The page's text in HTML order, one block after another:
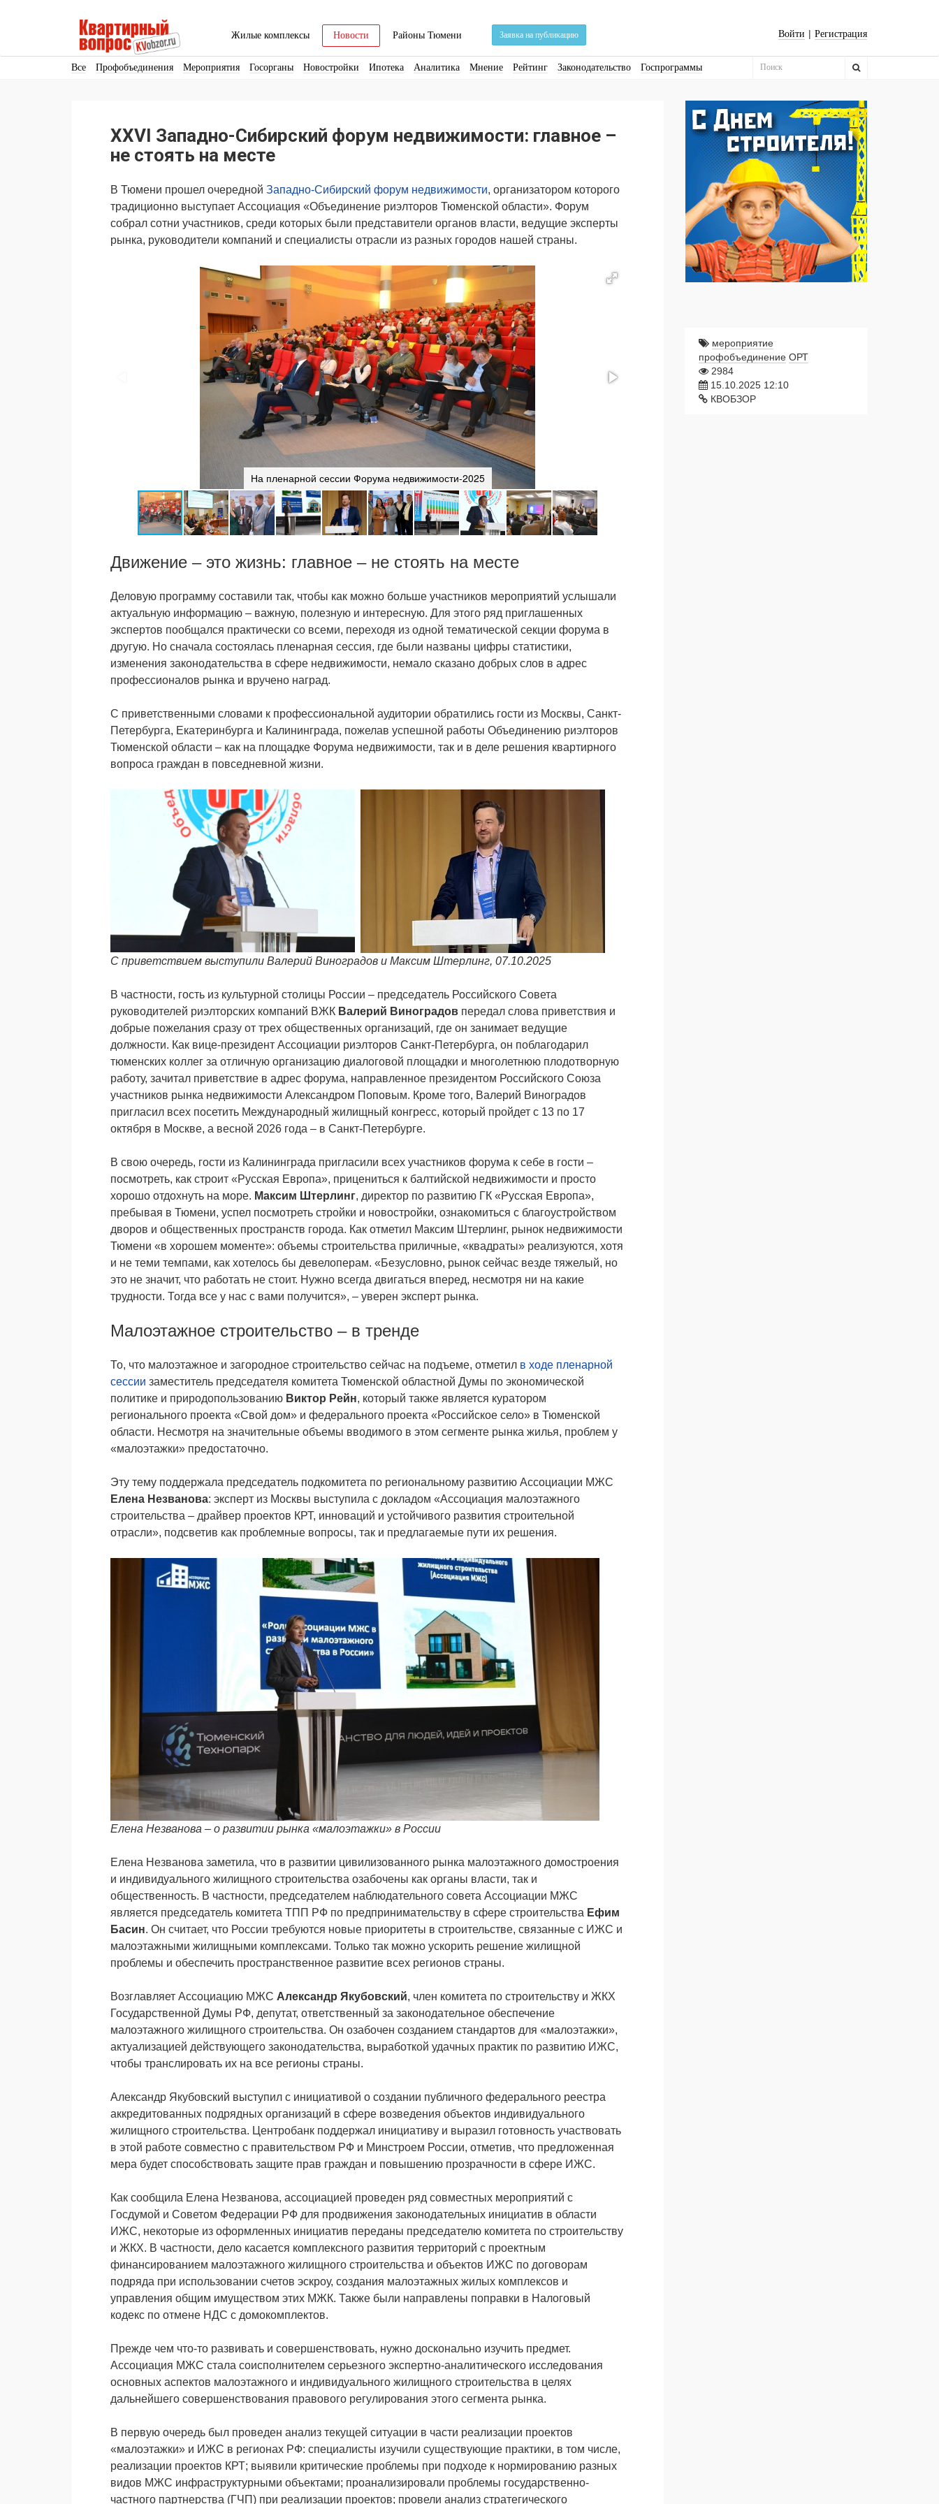
Жилые комплексы Новости Районы Тюмени Заявка на публикацию Войти | Регистрация
Все Профобъединения Мероприятия Госорганы Новостройки Ипотека Аналитика Мнение Рейтинг Законодательство Госпрограммы
XXVI Западно-Сибирский форум недвижимости: главное –
не стоять на месте
В Тюмени прошел очередной Западно-Сибирский форум недвижимости, организатором которого
традиционно выступает Ассоциация «Объединение риэлторов Тюменской области». Форум
собрал сотни участников, среди которых были представители органов власти, ведущие эксперты
рынка, руководители компаний и специалисты отрасли из разных городов нашей страны.
На пленарной сессии Форума недвижимости-2025
Движение – это жизнь: главное – не стоять на месте
Деловую программу составили так, чтобы как можно больше участников мероприятий услышали
актуальную информацию – важную, полезную и интересную. Для этого ряд приглашенных
экспертов пообщался практически со всеми, переходя из одной тематической секции форума в
другую. Но сначала состоялась пленарная сессия, где были названы цифры статистики,
изменения законодательства в сфере недвижимости, немало сказано добрых слов в адрес
профессионалов рынка и вручено наград.
С приветственными словами к профессиональной аудитории обратились гости из Москвы, Санкт-
Петербурга, Екатеринбурга и Калининграда, пожелав успешной работы Объединению риэлторов
Тюменской области – как на площадке Форума недвижимости, так и в деле решения квартирного
вопроса граждан в повседневной жизни.
С приветствием выступили Валерий Виноградов и Максим Штерлинг, 07.10.2025
В частности, гость из культурной столицы России – председатель Российского Совета
руководителей риэлторских компаний ВЖК Валерий Виноградов передал слова приветствия и
добрые пожелания сразу от трех общественных организаций, где он занимает ведущие
должности. Как вице-президент Ассоциации риэлторов Санкт-Петербурга, он поблагодарил
тюменских коллег за отличную организацию диалоговой площадки и многолетнюю плодотворную
работу, зачитал приветствие в адрес форума, направленное президентом Российского Союза
участников рынка недвижимости Александром Поповым. Кроме того, Валерий Виноградов
пригласил всех посетить Международный жилищный конгресс, который пройдет с 13 по 17
октября в Москве, а весной 2026 года – в Санкт-Петербурге.
В свою очередь, гости из Калининграда пригласили всех участников форума к себе в гости –
посмотреть, как строит «Русская Европа», прицениться к балтийской недвижимости и просто
хорошо отдохнуть на море. Максим Штерлинг, директор по развитию ГК «Русская Европа»,
пребывая в Тюмени, успел посмотреть стройки и новостройки, ознакомиться с благоустройством
дворов и общественных пространств города. Как отметил Максим Штерлинг, рынок недвижимости
Тюмени «в хорошем моменте»: объемы строительства приличные, «квадраты» реализуются, хотя
и не теми темпами, как хотелось бы девелоперам. «Безусловно, рынок сейчас везде тяжелый, но
это не значит, что работать не стоит. Нужно всегда двигаться вперед, несмотря ни на какие
трудности. Тогда все у нас с вами получится», – уверен эксперт рынка.
Малоэтажное строительство – в тренде
То, что малоэтажное и загородное строительство сейчас на подъеме, отметил в ходе пленарной
сессии заместитель председателя комитета Тюменской областной Думы по экономической
политике и природопользованию Виктор Рейн, который также является куратором
регионального проекта «Свой дом» и федерального проекта «Российское село» в Тюменской
области. Несмотря на значительные объемы вводимого в этом сегменте рынка жилья, проблем у
«малоэтажки» предостаточно.
Эту тему поддержала председатель подкомитета по региональному развитию Ассоциации МЖС
Елена Незванова: эксперт из Москвы выступила с докладом «Ассоциация малоэтажного
строительства – драйвер проектов КРТ, инноваций и устойчивого развития строительной
отрасли», подсветив как проблемные вопросы, так и предлагаемые пути их решения.
Елена Незванова – о развитии рынка «малоэтажки» в России
Елена Незванова заметила, что в развитии цивилизованного рынка малоэтажного домостроения
и индивидуального жилищного строительства озабочены как органы власти, так и
общественность. В частности, председателем наблюдательного совета Ассоциации МЖС
является председатель комитета ТПП РФ по предпринимательству в сфере строительства Ефим
Басин. Он считает, что России требуются новые приоритеты в строительстве, связанные с ИЖС и
малоэтажными жилищными комплексами. Только так можно ускорить решение жилищной
проблемы и обеспечить пространственное развитие всех регионов страны.
Возглавляет Ассоциацию МЖС Александр Якубовский, член комитета по строительству и ЖКХ
Государственной Думы РФ, депутат, ответственный за законодательное обеспечение
малоэтажного жилищного строительства. Он озабочен созданием стандартов для «малоэтажки»,
актуализацией действующего законодательства, выработкой удачных практик по развитию ИЖС,
чтобы транслировать их на все регионы страны.
Александр Якубовский выступил с инициативой о создании публичного федерального реестра
аккредитованных подрядных организаций в сфере возведения объектов индивидуального
жилищного строительства. Центробанк поддержал инициативу и выразил готовность участвовать
в этой работе совместно с правительством РФ и Минстроем России, отметив, что предложенная
мера будет способствовать защите прав граждан и повышению прозрачности в сфере ИЖС.
Как сообщила Елена Незванова, ассоциацией проведен ряд совместных мероприятий с
Госдумой и Советом Федерации РФ для продвижения законодательных инициатив в области
ИЖС, некоторые из оформленных инициатив переданы председателю комитета по строительству
и ЖКХ. В частности, дело касается комплексного развития территорий с проектным
финансированием малоэтажного жилищного строительства и объектов ИЖС по договорам
подряда при использовании счетов эскроу, создания малоэтажных жилых комплексов и
управления общим имуществом этих МЖК. Также были направлены поправки в Налоговый
кодекс по отмене НДС с домокомплектов.
Прежде чем что-то развивать и совершенствовать, нужно досконально изучить предмет.
Ассоциация МЖС стала соисполнителем серьезного экспертно-аналитического исследования
основных аспектов малоэтажного и индивидуального жилищного строительства в целях
дальнейшего совершенствования правового регулирования этого сегмента рынка.
В первую очередь был проведен анализ текущей ситуации в части реализации проектов
«малоэтажки» и ИЖС в регионах РФ: специалисты изучили существующие практики, в том числе,
реализации проектов КРТ; выявили критические проблемы при подходе к нормированию разных
видов МЖС инфраструктурными объектами; проанализировали проблемы государственно-
частного партнерства (ГЧП) при реализации проектов; провели анализ стратегического
мероприятие
профобъединение ОРТ
2984
15.10.2025 12:10
КВОБЗОР